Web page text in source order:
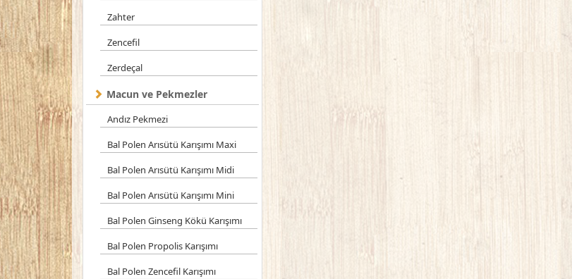
Zahter
Zencefil
Zerdeçal
Macun ve Pekmezler
Andız Pekmezi
Bal Polen Arısütü Karışımı Maxi
Bal Polen Arısütü Karışımı Midi
Bal Polen Arısütü Karışımı Mini
Bal Polen Ginseng Kökü Karışımı
Bal Polen Propolis Karışımı
Bal Polen Zencefil Karışımı